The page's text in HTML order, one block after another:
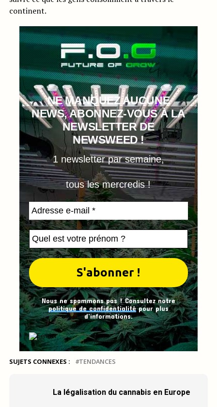
continent.
NE MANQUEZ AUCUNE
NEWS, ABONNEZ-VOUS À LA
NEWSLETTER DE
NEWSWEED !
1 newsletter par semaine,
tous les mercredis !
Nous ne spammons pas ! Consultez notre
politique de confidentialitépour plus
d’informations.
SUJETS CONNEXES : TENDANCES
La légalisation du cannabis en Europe